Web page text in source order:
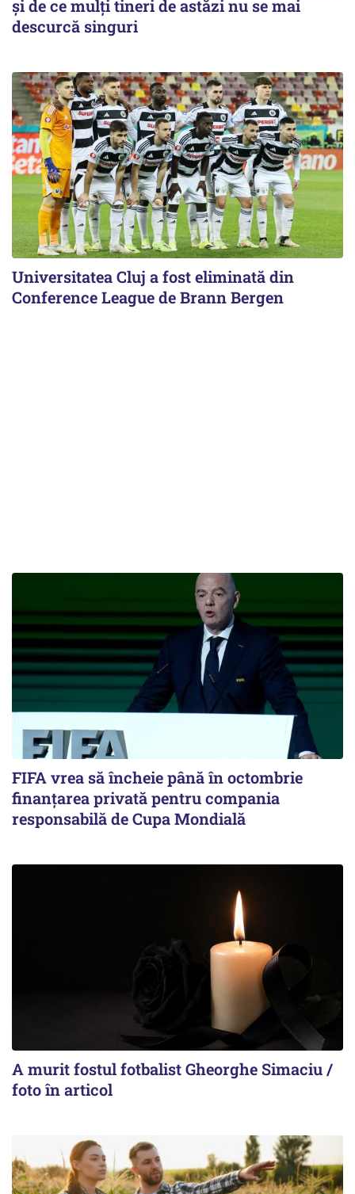
și de ce mulți tineri de astăzi nu se mai
descurcă singuri
Universitatea Cluj a fost eliminată din
Conference League de Brann Bergen
FIFA vrea să încheie până în octombrie
finanțarea privată pentru compania
responsabilă de Cupa Mondială
A murit fostul fotbalist Gheorghe Simaciu /
foto în articol